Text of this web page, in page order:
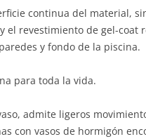
continua del material,
el revestimiento de gel-coat
y fondo de la piscina.
para toda la vida.
admite ligeros
con vasos de hormigón